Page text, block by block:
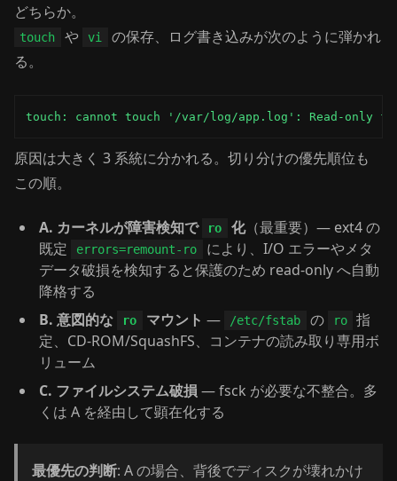
どちらか。
touch や vi
の保存、ログ書き込みが次のように弾かれ
る。
touch: cannot touch '/var/log/app.log': Read-only
原因は大きく 3 系統に分かれる。切り分けの優先順位も
この順。
A. カーネルが障害検知で ro 化（最重要）— ext4 の
既定
errors=remount-ro
により、I/O エラーやメタ
データ破損を検知すると保護のため read-only へ自動
降格する
B. 意図的な
ro マウント — /etc/fstab の ro
指
定、CD-ROM/SquashFS、コンテナの読み取り専用ボ
リューム
C. ファイルシステム破損 — fsck が必要な不整合。多
くは A を経由して顕在化する
最優先の判断: A の場合、背後でディスクが壊れかけ